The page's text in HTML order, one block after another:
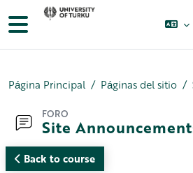
Salta al contenido principal
Panel lateral
Página Principal Páginas del sitio
FORO
Site
Back to course